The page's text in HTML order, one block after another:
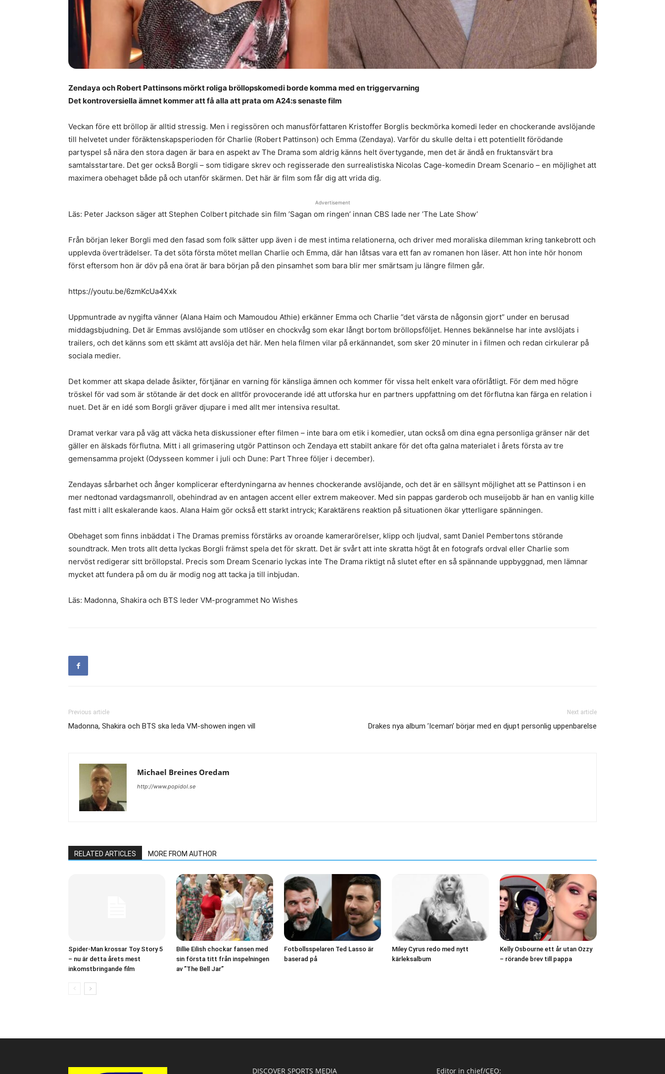
Zendaya och Robert Pattinsons mörkt roliga bröllopskomedi borde komma med en triggervarning
Det kontroversiella ämnet kommer att få alla att prata om A24:s senaste film
Veckan före ett bröllop är alltid stressig. Men i regissören och manusförfattaren Kristoffer Borglis beckmörka komedi leder en chockerande avslöjande
till helvetet under föräktenskapsperioden för Charlie (Robert Pattinson) och Emma (Zendaya). Varför du skulle delta i ett potentiellt förödande
partyspel så nära den stora dagen är bara en aspekt av The Drama som aldrig känns helt övertygande, men det är ändå en fruktansvärt bra
samtalsstartare. Det ger också Borgli – som tidigare skrev och regisserade den surrealistiska Nicolas Cage-komedin Dream Scenario – en möjlighet att
maximera obehaget både på och utanför skärmen. Det här är film som får dig att vrida dig.
Advertisement
Läs: Peter Jackson säger att Stephen Colbert pitchade sin film ’Sagan om ringen’ innan CBS lade ner ’The Late Show’
Från början leker Borgli med den fasad som folk sätter upp även i de mest intima relationerna, och driver med moraliska dilemman kring tankebrott och
upplevda överträdelser. Ta det söta första mötet mellan Charlie och Emma, där han låtsas vara ett fan av romanen hon läser. Att hon inte hör honom
först eftersom hon är döv på ena örat är bara början på den pinsamhet som bara blir mer smärtsam ju längre filmen går.
https://youtu.be/6zmKcUa4Xxk
Uppmuntrade av nygifta vänner (Alana Haim och Mamoudou Athie) erkänner Emma och Charlie ”det värsta de någonsin gjort” under en berusad
middagsbjudning. Det är Emmas avslöjande som utlöser en chockvåg som ekar långt bortom bröllopsföljet. Hennes bekännelse har inte avslöjats i
trailers, och det känns som ett skämt att avslöja det här. Men hela filmen vilar på erkännandet, som sker 20 minuter in i filmen och redan cirkulerar på
sociala medier.
Det kommer att skapa delade åsikter, förtjänar en varning för känsliga ämnen och kommer för vissa helt enkelt vara oförlåtligt. För dem med högre
tröskel för vad som är stötande är det dock en alltför provocerande idé att utforska hur en partners uppfattning om det förflutna kan färga en relation i
nuet. Det är en idé som Borgli gräver djupare i med allt mer intensiva resultat.
Dramat verkar vara på väg att väcka heta diskussioner efter filmen – inte bara om etik i komedier, utan också om dina egna personliga gränser när det
gäller en älskads förflutna. Mitt i all grimasering utgör Pattinson och Zendaya ett stabilt ankare för det ofta galna materialet i årets första av tre
gemensamma projekt (Odysseen kommer i juli och Dune: Part Three följer i december).
Zendayas sårbarhet och ånger komplicerar efterdyningarna av hennes chockerande avslöjande, och det är en sällsynt möjlighet att se Pattinson i en
mer nedtonad vardagsmanroll, obehindrad av en antagen accent eller extrem makeover. Med sin pappas garderob och museijobb är han en vanlig kille
fast mitt i allt eskalerande kaos. Alana Haim gör också ett starkt intryck; Karaktärens reaktion på situationen ökar ytterligare spänningen.
Obehaget som finns inbäddat i The Dramas premiss förstärks av oroande kamerarörelser, klipp och ljudval, samt Daniel Pembertons störande
soundtrack. Men trots allt detta lyckas Borgli främst spela det för skratt. Det är svårt att inte skratta högt åt en fotografs ordval eller Charlie som
nervöst redigerar sitt bröllopstal. Precis som Dream Scenario lyckas inte The Drama riktigt nå slutet efter en så spännande uppbyggnad, men lämnar
mycket att fundera på om du är modig nog att tacka ja till inbjudan.
Läs: Madonna, Shakira och BTS leder VM-programmet No Wishes
Previous article
Madonna, Shakira och BTS ska leda VM-showen ingen vill
Next article
Drakes nya album ’Iceman’ börjar med en djupt personlig uppenbarelse
Michael Breines Oredam
http://www.popidol.se
RELATED ARTICLES MORE FROM AUTHOR
Spider-Man krossar Toy Story 5
– nu är detta årets mest
inkomstbringande film
Billie Eilish chockar fansen med
sin första titt från inspelningen
av ”The Bell Jar”
Fotbollsspelaren Ted Lasso är
baserad på
Miley Cyrus redo med nytt
kärleksalbum
Kelly Osbourne ett år utan Ozzy
– rörande brev till pappa
DISCOVER SPORTS MEDIA Editor in chief/CEO: